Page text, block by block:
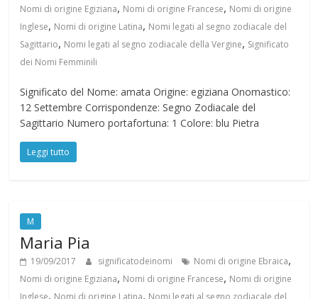
Nomi di origine Egiziana, Nomi di origine Francese, Nomi di origine
Inglese, Nomi di origine Latina, Nomi legati al segno zodiacale del
Sagittario, Nomi legati al segno zodiacale della Vergine, Significato
dei Nomi Femminili
Significato del Nome: amata Origine: egiziana Onomastico:
12 Settembre Corrispondenze: Segno Zodiacale del
Sagittario Numero portafortuna: 1 Colore: blu Pietra
Leggi tutto
M
Maria Pia
19/09/2017 significatodeinomi Nomi di origine Ebraica,
Nomi di origine Egiziana, Nomi di origine Francese, Nomi di origine
Inglese, Nomi di origine Latina, Nomi legati al segno zodiacale del